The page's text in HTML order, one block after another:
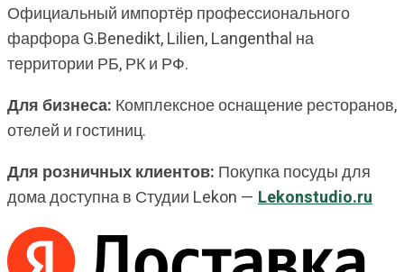
Официальный импортёр профессионального
фарфора G.Benedikt, Lilien, Langenthal на
территории РБ, РК и РФ.
Для бизнеса: Комплексное оснащение ресторанов,
отелей и гостиниц.
Для розничных клиентов: Покупка посуды для
дома доступна в Студии Lekon — Lekonstudio.ru